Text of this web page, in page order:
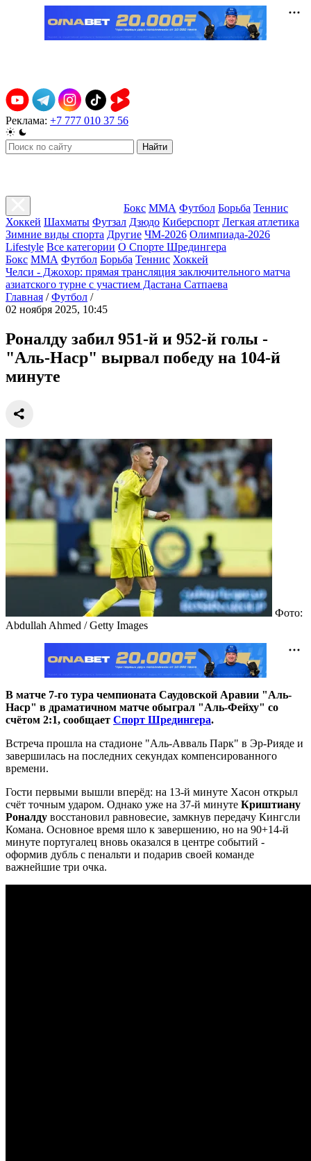
Реклама: +7 777 010 37 56
Найти
Бокс ММА Футбол Борьба Теннис
Хоккей Шахматы Футзал Дзюдо Киберспорт Легкая атлетика
Зимние виды спорта Другие ЧМ-2026 Олимпиада-2026
Lifestyle Все категории О Спорте Шредингера
Бокс ММА Футбол Борьба Теннис Хоккей
Челси - Джохор: прямая трансляция заключительного матча
азиатского турне с участием Дастана Сатпаева
Главная / Футбол /
02 ноября 2025, 10:45
Роналду забил 951-й и 952-й голы -
"Аль-Наср" вырвал победу на 104-й
минуте
Фото:
Abdullah Ahmed / Getty Images
В матче 7-го тура чемпионата Саудовской Аравии "Аль-
Наср" в драматичном матче обыграл "Аль-Фейху" со
счётом 2:1, сообщает Спорт Шредингера.
Встреча прошла на стадионе "Аль-Авваль Парк" в Эр-Рияде и
завершилась на последних секундах компенсированного
времени.
Гости первыми вышли вперёд: на 13-й минуте Хасон открыл
счёт точным ударом. Однако уже на 37-й минуте Криштиану
Роналду восстановил равновесие, замкнув передачу Кингсли
Комана. Основное время шло к завершению, но на 90+14-й
минуте португалец вновь оказался в центре событий -
оформив дубль с пенальти и подарив своей команде
важнейшие три очка.